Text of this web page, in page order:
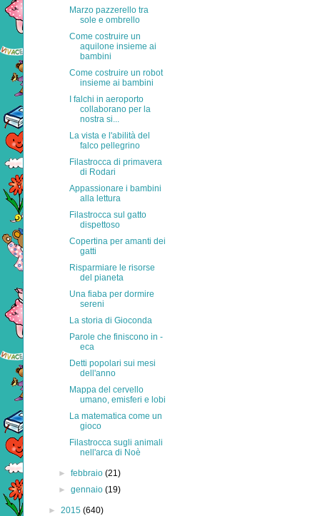
Marzo pazzerello tra
sole e ombrello
Come costruire un
aquilone insieme ai
bambini
Come costruire un robot
insieme ai bambini
I falchi in aeroporto
collaborano per la
nostra si...
La vista e l'abilità del
falco pellegrino
Filastrocca di primavera
di Rodari
Appassionare i bambini
alla lettura
Filastrocca sul gatto
dispettoso
Copertina per amanti dei
gatti
Risparmiare le risorse
del pianeta
Una fiaba per dormire
sereni
La storia di Gioconda
Parole che finiscono in -
eca
Detti popolari sui mesi
dell'anno
Mappa del cervello
umano, emisferi e lobi
La matematica come un
gioco
Filastrocca sugli animali
nell'arca di Noè
►febbraio(21)
►gennaio(19)
► 2015 (640)